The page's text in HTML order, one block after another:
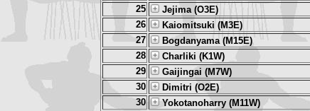
25
Jejima (O3E)
26
Kaiomitsuki (M3E)
27
Bogdanyama (M15E)
28
Charliki (K1W)
29
Gaijingai (M7W)
30
Dimitri (O2E)
30
Yokotanoharry (M11W)